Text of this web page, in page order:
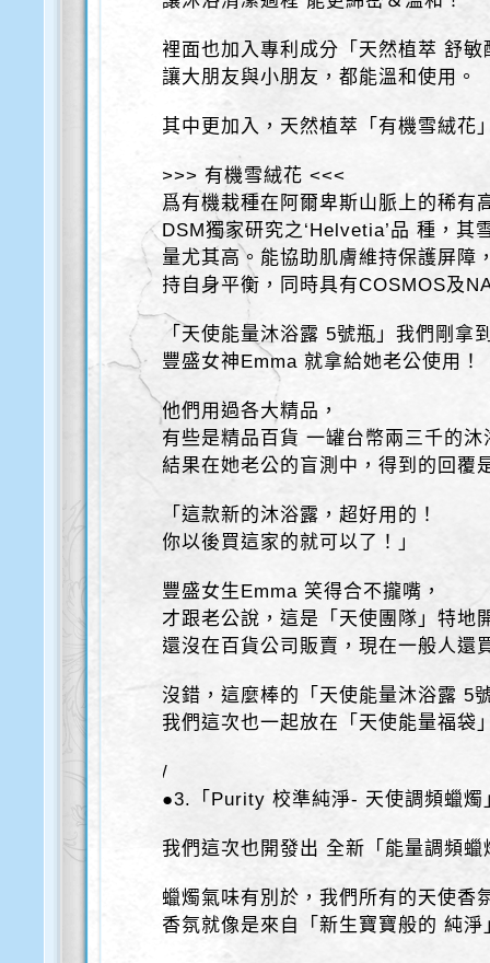
裡面也加入專利成分「天然植萃 舒敏
讓大朋友與小朋友，都能溫和使用。
其中更加入，天然植萃「有機雪絨花
>>> 有機雪絨花 <<<
爲有機栽種在阿爾卑斯山脈上的稀有
DSM獨家研究之‘Helvetia’品 種，其
量尤其高。能協助肌膚維持保護屏障
持自身平衡，同時具有COSMOS及
「天使能量沐浴露 5號瓶」我們剛拿
豐盛女神Emma 就拿給她老公使用！
他們用過各大精品，
有些是精品百貨 一罐台幣兩三千的沐
結果在她老公的盲測中，得到的回覆
「這款新的沐浴露，超好用的！
你以後買這家的就可以了！」
豐盛女生Emma 笑得合不攏嘴，
才跟老公說，這是「天使團隊」特地
還沒在百貨公司販賣，現在一般人還
沒錯，這麼棒的「天使能量沐浴露 5
我們這次也一起放在「天使能量福袋
/
●3.「Purity 校準純淨- 天使調頻蠟燭
我們這次也開發出 全新「能量調頻蠟
蠟燭氣味有別於，我們所有的天使香
香氛就像是來自「新生寶寶般的 純淨